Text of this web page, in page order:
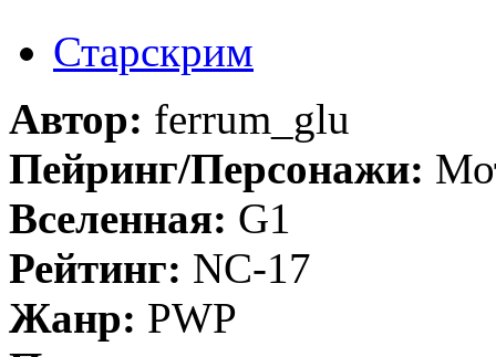
Старскрим
Автор: ferrum_glu
Пейринг/Персонажи:
Вселенная: G1
Рейтинг: NC-17
Жанр: PWP